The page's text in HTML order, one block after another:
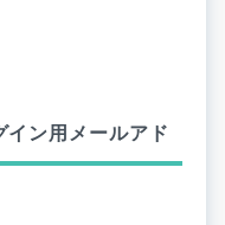
イン用メールアド